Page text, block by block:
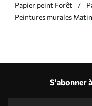
Papier peint Forêt
Peintures murales
S'abonner